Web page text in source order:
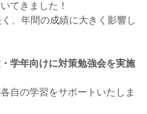
てきました！
、年間の成績に大きく影響し
学年向けに対策勉強会を実施
自の学習をサポートいたしま